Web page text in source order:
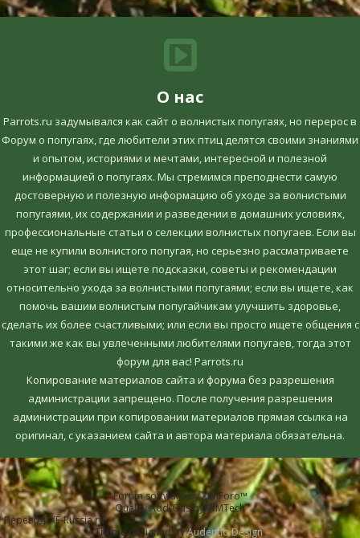
О нас
Parrots.ru задумывался как сайт о волнистых попугаях, но перерос в
Форум о попугаях, где любители этих птиц делятся своими знаниями
и опытом, историями и мечтами, интересной и полезной
информацией о попугаях. Мы стремимся преподнести самую
достоверную и полезную информацию об уходе за волнистыми
попугаями, их содержании и разведении в домашних условиях,
профессиональные статьи о селекции волнистых попугаев. Если вы
еще не купили волнистого попугая, но серьезно рассматриваете
этот шаг; если вы ищете подсказки, советы и рекомендации
относительно ухода за волнистыми попугаями; если вы ищете, как
помочь вашим волнистым попугайчикам улучшить здоровье,
сделать их более счастливыми; или если вы просто ищете общения с
такими же как вы увлеченными любителями попугаев, тогда этот
форум для вас! Parrots.ru
Копирование материалов сайта и форума без разрешения
администрации запрещено. После получения разрешения
администрации при копировании материалов прямая ссылка на
оригинал, c указанием сайта и автора материала обязательна.
Forum software by XenForo™
Quality Add-Ons by WMTech
Перевод:XF-Russia.ru
Theme designed byAudentio Design.